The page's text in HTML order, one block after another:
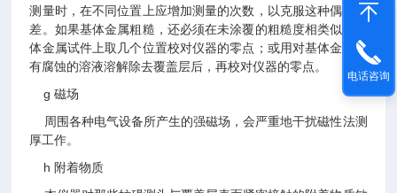
测量时，在不同位置上应增加测量的次数，以克服这种偶然误
差。如果基体金属粗糙，还必须在未涂覆的粗糙度相类似的基
体金属试件上取几个位置校对仪器的零点；或用对基体金属没
有腐蚀的溶液溶解除去覆盖层后，再校对仪器的零点。
g 磁场
周围各种电气设备所产生的强磁场，会严重地干扰磁性法测
厚工作。
h 附着物质
电话咨询